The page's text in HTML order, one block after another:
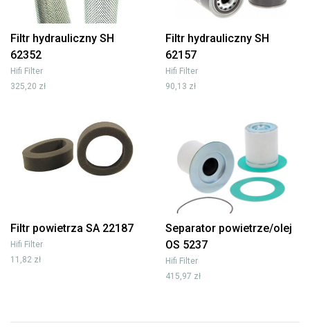
Filtr hydrauliczny SH
62352
Hifi Filter
325,20 zł
Filtr hydrauliczny SH
62157
Hifi Filter
90,13 zł
Filtr powietrza SA 22187
Hifi Filter
11,82 zł
Separator powietrze/olej
OS 5237
Hifi Filter
415,97 zł